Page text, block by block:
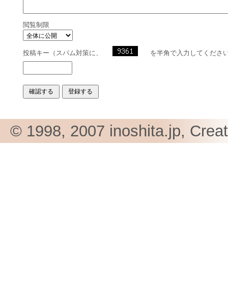
閲覧制限
投稿キー（スパム対策に、 を半角で入力してくださ
© 1998, 2007 inoshita.jp,